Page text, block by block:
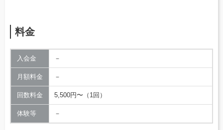
料金
入会金 －
月額料金 －
回数料金 5,500円〜（1回）
体験等 －